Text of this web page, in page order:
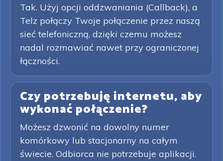
Tak. Użyj opcji oddzwaniania (Callback), a
Telz połączy Twoje połączenie przez naszą
sieć telefoniczną, dzięki czemu możesz
nadal rozmawiać nawet przy ograniczonej
łączności.
Czy potrzebuję internetu, aby
wykonać połączenie?
Możesz dzwonić na dowolny numer
komórkowy lub stacjonarny na całym
świecie. Odbiorca nie potrzebuje aplikacji.